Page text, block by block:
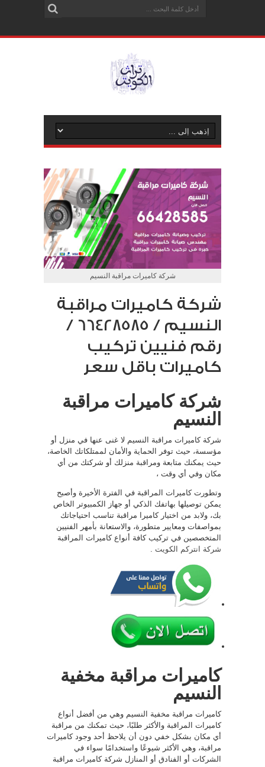
شركة كاميرات مراقبة النسيم
شركة كاميرات مراقبة
النسيم / 66428585 /
رقم فنيين تركيب
كاميرات باقل سعر
شركة كاميرات مراقبة
النسيم
شركة كاميرات مراقبة النسيم لا غنى عنها في منزل أو
مؤسسة، حيث توفر الحماية والأمان لممتلكاتك الخاصة،
حيث يمكنك متابعة ومراقبة منزلك أو شركتك من أي
مكان وفي أي وقت ،
وتطورت كاميرات المراقبة في الفترة الأخيرة وأصبح
يمكن توصيلها بهاتفك الذكي أو جهاز الكمبيوتر الخاص
بك، ولابد من اختيار كاميرا مراقبة تناسب احتياجاتك
بمواصفات ومعايير متطورة، والاستعانة بأمهر الفنيين
المتخصصين في تركيب كافة أنواع كاميرات المراقبة
شركة انتركم الكويت
كاميرات مراقبة مخفية
النسيم
كاميرات مراقبة مخفية النسيم وهي من أفضل أنواع
كاميرات المراقبة والأكثر طلبًا، حيث تمكنك من مراقبة
أي مكان بشكل خفي دون أن يلاحظ أحد وجود كاميرات
مراقبة، وهي الأكثر شيوعًا واستخدامًا سواء في
الشركات أو الفنادق أو المنازل شركة كاميرات مراقبة